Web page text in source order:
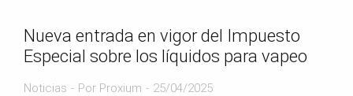
Nueva entrada en vigor del Impuesto
Especial sobre los líquidos para vapeo
Noticias Por Proxium 25/04/2025